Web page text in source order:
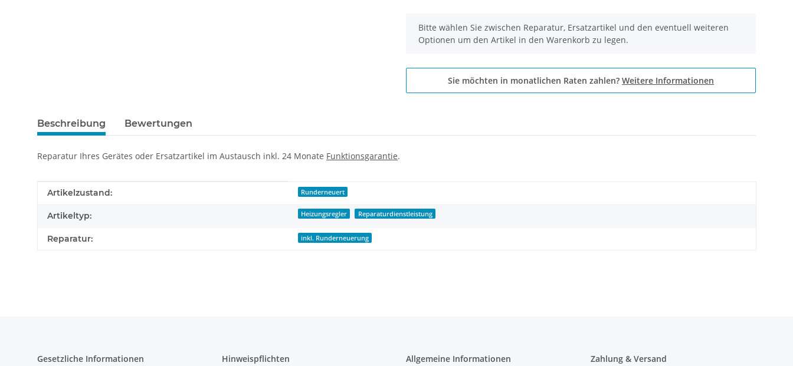
x
Bitte wählen Sie zwischen Reparatur, Ersatzartikel und den eventuell weiteren
Optionen um den Artikel in den Warenkorb zu legen.
Sie möchten in monatlichen Raten zahlen? Weitere Informationen
Beschreibung Bewertungen
Reparatur Ihres Gerätes oder Ersatzartikel im Austausch inkl. 24 Monate Funktionsgarantie.
Produkteigenschaft
Wert
Artikelzustand: Runderneuert
Artikeltyp: Heizungsregler Reparaturdienstleistung
Reparatur: inkl. Runderneuerung
Gesetzliche Informationen Hinweispflichten Allgemeine Informationen Zahlung & Versand